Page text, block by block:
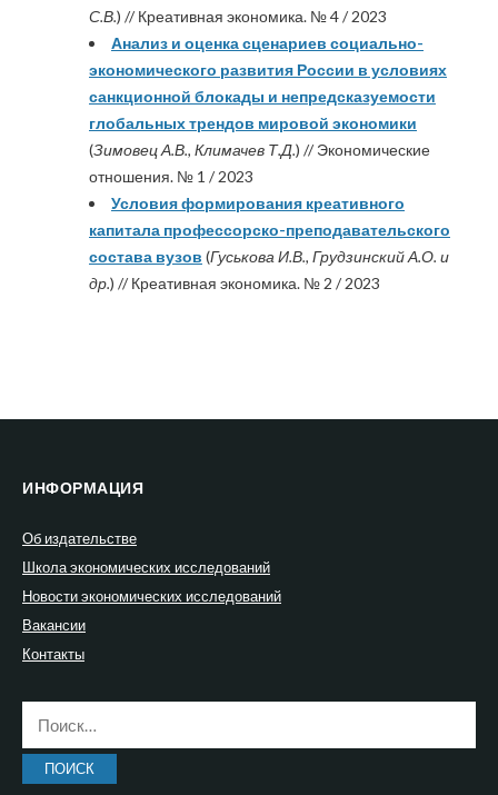
С.В.) // Креативная экономика. № 4 / 2023
Анализ и оценка сценариев социально-
экономического развития России в условиях
санкционной блокады и непредсказуемости
глобальных трендов мировой экономики
(Зимовец А.В., Климачев Т.Д.) // Экономические
отношения. № 1 / 2023
Условия формирования креативного
капитала профессорско-преподавательского
состава вузов (Гуськова И.В., Грудзинский А.О. и
др.) // Креативная экономика. № 2 / 2023
ИНФОРМАЦИЯ
Об издательстве
Школа экономических исследований
Новости экономических исследований
Вакансии
Контакты